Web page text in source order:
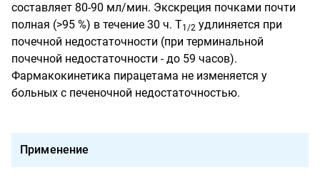
составляет 80-90 мл/мин. Экскреция почками почти
полная (>95 %) в течение 30 ч. Т1/2 удлиняется при
почечной недостаточности (при терминальной
почечной недостаточности - до 59 часов).
Фармакокинетика пирацетама не изменяется у
больных с печеночной недостаточностью.
Применение